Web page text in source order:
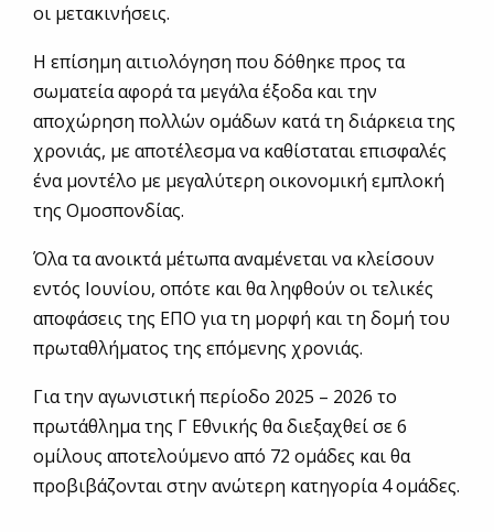
οι μετακινήσεις.
Η επίσημη αιτιολόγηση που δόθηκε προς τα
σωματεία αφορά τα μεγάλα έξοδα και την
αποχώρηση πολλών ομάδων κατά τη διάρκεια της
χρονιάς, με αποτέλεσμα να καθίσταται επισφαλές
ένα μοντέλο με μεγαλύτερη οικονομική εμπλοκή
της Ομοσπονδίας.
Όλα τα ανοικτά μέτωπα αναμένεται να κλείσουν
εντός Ιουνίου, οπότε και θα ληφθούν οι τελικές
αποφάσεις της ΕΠΟ για τη μορφή και τη δομή του
πρωταθλήματος της επόμενης χρονιάς.
Για την αγωνιστική περίοδο 2025 – 2026 το
πρωτάθλημα της Γ Εθνικής θα διεξαχθεί σε 6
ομίλους αποτελούμενο από 72 ομάδες και θα
προβιβάζονται στην ανώτερη κατηγορία 4 ομάδες.